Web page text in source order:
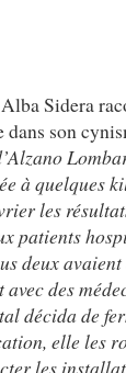
Sidera
dans son
à quelques
les
patients
deux
avec des
décida de
elle les
les